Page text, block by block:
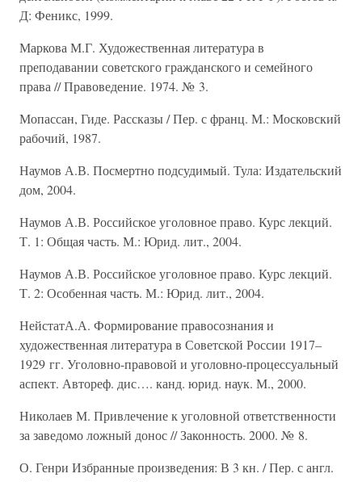
Д: Феникс, 1999.
Маркова М.Г. Художественная литература в
преподавании советского гражданского и семейного
права // Правоведение. 1974. № 3.
Мопассан, Гиде. Рассказы / Пер. с франц. М.: Московский
рабочий, 1987.
Наумов А.В. Посмертно подсудимый. Тула: Издательский
дом, 2004.
Наумов А.В. Российское уголовное право. Курс лекций.
Т. 1: Общая часть. М.: Юрид. лит., 2004.
Наумов А.В. Российское уголовное право. Курс лекций.
Т. 2: Особенная часть. М.: Юрид. лит., 2004.
НейстатА.А. Формирование правосознания и
художественная литература в Советской России 1917–
1929 гг. Уголовно-правовой и уголовно-процессуальный
аспект. Автореф. дис…. канд. юрид. наук. М., 2000.
Николаев М. Привлечение к уголовной ответственности
за заведомо ложный донос // Законность. 2000. № 8.
О. Генри Избранные произведения: В 3 кн. / Пер. с англ.